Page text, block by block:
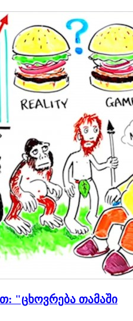
"ცხოვრება თამაში